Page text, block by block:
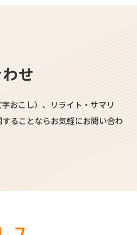
せ
おこし）、リライト・サマリ
ることならお気軽にお問い合わ